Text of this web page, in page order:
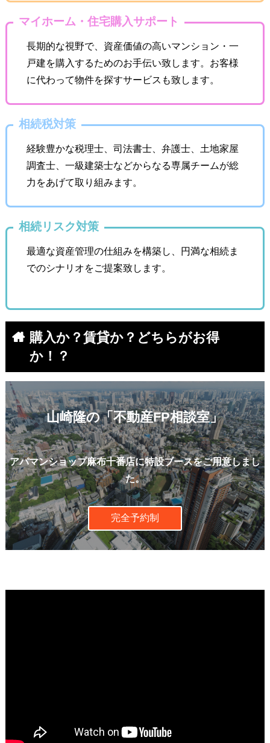
マイホーム・住宅購入サポート
長期的な視野で、資産価値の高いマンション・一
戸建を購入するためのお手伝い致します。お客様
に代わって物件を探すサービスも致します。
相続税対策
経験豊かな税理士、司法書士、弁護士、土地家屋
調査士、一級建築士などからなる専属チームが総
力をあげて取り組みます。
相続リスク対策
最適な資産管理の仕組みを構築し、円満な相続ま
でのシナリオをご提案致します。
購入か？賃貸か？どちらがお得
か！？
山崎隆の「不動産FP相談室」
アパマンショップ麻布十番店に特設ブースをご用意しまし
た。
完全予約制